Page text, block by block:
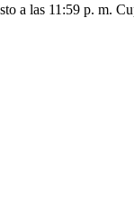
a las 11:59 p. m.